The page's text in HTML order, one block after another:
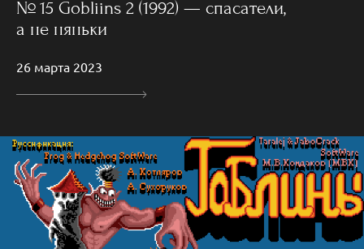
№ 15 Gobliins 2 (1992) — спасатели,
а не няньки
26 марта 2023